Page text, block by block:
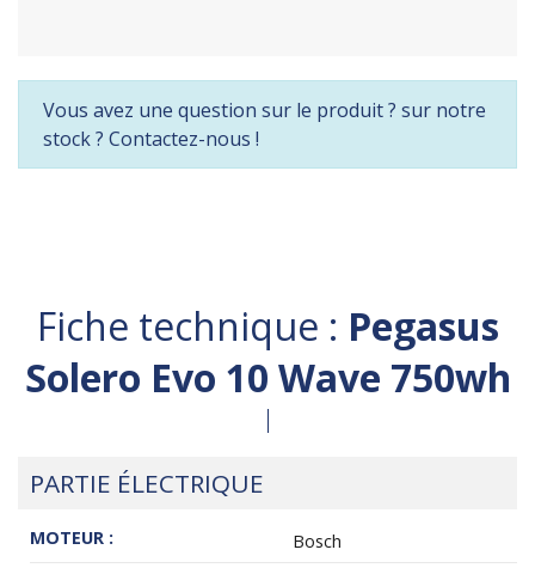
Vous avez une question sur le produit ? sur notre
stock ? Contactez-nous !
Fiche technique : Pegasus
Solero Evo 10 Wave 750wh
PARTIE ÉLECTRIQUE
MOTEUR :
Bosch